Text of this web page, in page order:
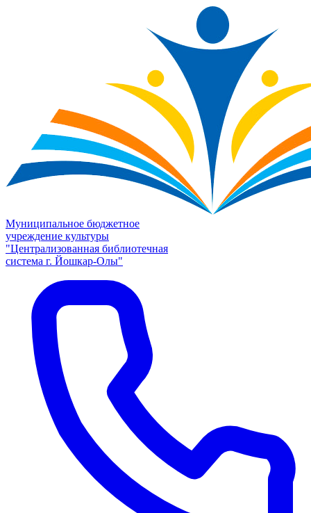
Муниципальное бюджетное
учреждение культуры
"Централизованная библиотечная
система г. Йошкар-Олы"